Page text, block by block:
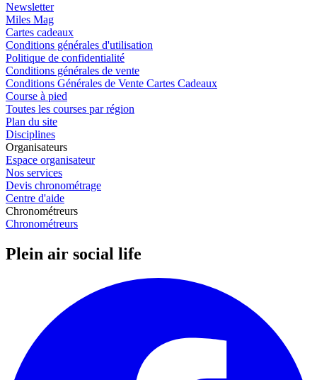
Newsletter
Miles Mag
Cartes cadeaux
Conditions générales d'utilisation
Politique de confidentialité
Conditions générales de vente
Conditions Générales de Vente Cartes Cadeaux
Course à pied
Toutes les courses par région
Plan du site
Disciplines
Organisateurs
Espace organisateur
Nos services
Devis chronométrage
Centre d'aide
Chronométreurs
Chronométreurs
Plein air social life